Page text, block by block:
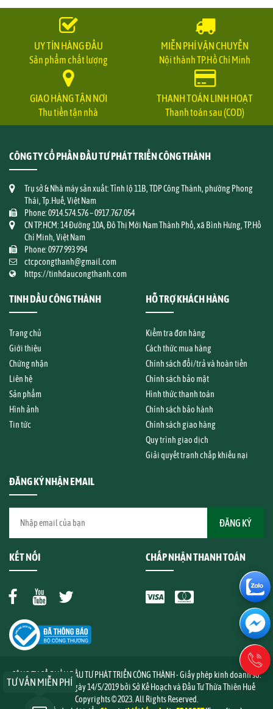
UY TÍN HÀNG ĐẦU
Sản phẩm chất lượng
MIỄN PHÍ VẬN CHUYỂN
Nội thành TP.Hồ Chí Minh
GIAO HÀNG TẬN NƠI
Thu tiền tận nhà
THANH TOÁN LINH HOẠT
Thanh toán sau (COD)
CÔNG TY CỔ PHẦN ĐẦU TƯ PHÁT TRIỂN CÔNG THÀNH
Trụ sở & Nhà máy sản xuất: Tỉnh lộ 11B, TDP Công Thành, phường Phong
Thái, Tp.Huế, Việt Nam
Phone: 0914.574.576 – 0917.767.054
CN TP.HCM: 14 Đường 10A, Đô Thị Mới Nam Thành Phố, xã Bình Hưng, TP.Hồ
Chí Minh, Việt Nam
Phone: 0977 993 994
ctcpcongthanh@gmail.com
https://tinhdaucongthanh.com
TINH DẦU CÔNG THÀNH
Trang chủ
Giới thiệu
Chứng nhận
Liên hệ
Sản phẩm
Hình ảnh
Tin tức
HỖ TRỢ KHÁCH HÀNG
Kiểm tra đơn hàng
Cách thức mua hàng
Chính sách đổi/trả và hoàn tiền
Chính sách bảo mật
Hình thức thanh toán
Chính sách bảo hành
Chính sách giao hàng
Quy trình giao dịch
Giải quyết tranh chấp khiếu nại
ĐĂNG KÝ NHẬN EMAIL
KẾT NỐI CHẤP NHẬN THANH TOÁN
CÔNG TY CỔ PHẦN ĐẦU TƯ PHÁT TRIỂN CÔNG THÀNH - Giấy phép kinh doanh số:
3301648960 cấp ngày 14/5/2019 bởi Sở Kế Hoạch và Đầu Tư Thừa Thiên Huế
Copyrights © 2023. All Rights Reserved.
TƯ VẤN MIỄN PHÍ